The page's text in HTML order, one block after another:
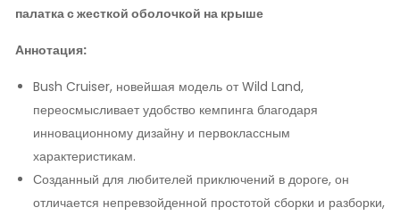
палатка с жесткой оболочкой на крыше
Аннотация:
Bush Cruiser, новейшая модель от Wild Land,
переосмысливает удобство кемпинга благодаря
инновационному дизайну и первоклассным
характеристикам.
Созданный для любителей приключений в дороге, он
отличается непревзойденной простотой сборки и разборки,